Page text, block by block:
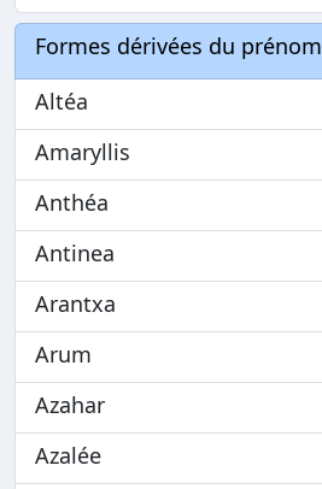
Formes dérivées du prénom
Altéa
Amaryllis
Anthéa
Antinea
Arantxa
Arum
Azahar
Azalée